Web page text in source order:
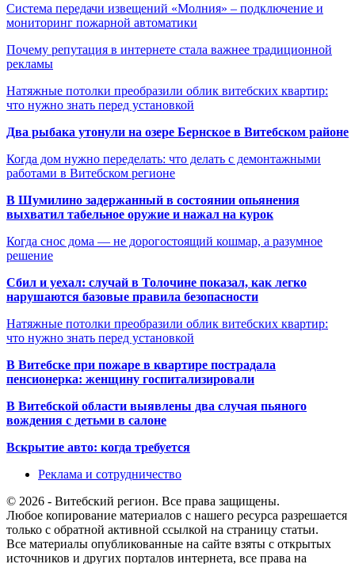
Система передачи извещений «Молния» – подключение и
мониторинг пожарной автоматики
Почему репутация в интернете стала важнее традиционной
рекламы
Натяжные потолки преобразили облик витебских квартир:
что нужно знать перед установкой
Два рыбака утонули на озере Бернское в Витебском районе
Когда дом нужно переделать: что делать с демонтажными
работами в Витебском регионе
В Шумилино задержанный в состоянии опьянения
выхватил табельное оружие и нажал на курок
Когда снос дома — не дорогостоящий кошмар, а разумное
решение
Сбил и уехал: случай в Толочине показал, как легко
нарушаются базовые правила безопасности
Натяжные потолки преобразили облик витебских квартир:
что нужно знать перед установкой
В Витебске при пожаре в квартире пострадала
пенсионерка: женщину госпитализировали
В Витебской области выявлены два случая пьяного
вождения с детьми в салоне
Вскрытие авто: когда требуется
Реклама и сотрудничество
© 2026 - Витебский регион. Все права защищены.
Любое копирование материалов с нашего ресурса разрешается
только с обратной активной ссылкой на страницу статьи.
Все материалы опубликованные на сайте взяты с открытых
источников и других порталов интернета, все права на